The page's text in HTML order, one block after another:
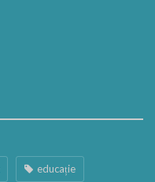
educație